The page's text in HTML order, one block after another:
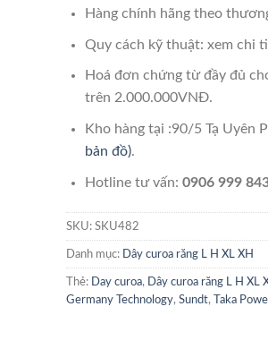
Hàng chính hãng theo
Quy cách kỹ thuật: xem chi
Hoá đơn chứng từ đầy đủ
trên 2.000.000VNĐ.
Kho hàng tại :90/5 Tạ Uyên
bản đồ).
Hotline tư vấn: 0906 999
SKU: SKU482
Danh mục: Dây curoa răng L H XL XH
Thẻ: Day curoa, Dây curoa răng L H XL
Germany Technology, Sundt, Taka